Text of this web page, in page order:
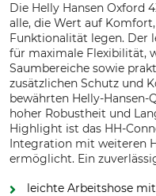
Die Helly Hansen Oxford
alle, die Wert auf
Funktionalität legen. Der
für maximale Flexibilität,
Saumbereiche sowie
zusätzlichen Schutz und
bewährten Helly-
hoher Robustheit und
Highlight ist das HH-
Integration mit weiteren
ermöglicht. Ein
leichte Arbeitshose